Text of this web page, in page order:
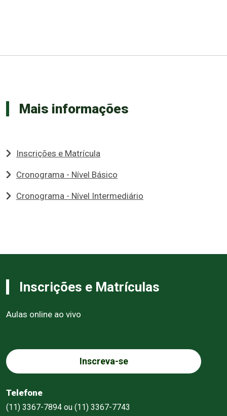
Mais informações
Inscrições e Matrícula
Cronograma - Nível Básico
Cronograma - Nível Intermediário
Inscrições e Matrículas
Aulas online ao vivo
Inscreva-se
Telefone
(11) 3367-7894 ou (11) 3367-7743